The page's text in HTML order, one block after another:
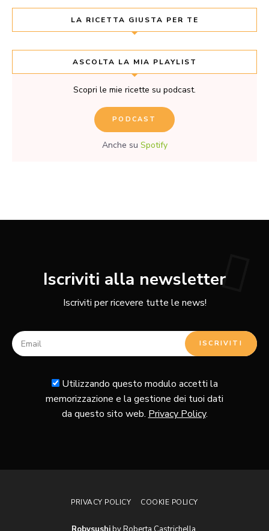
LA RICETTA GIUSTA PER TE
ASCOLTA LA MIA PLAYLIST
Scopri le mie ricette su podcast.
PODCAST
Anche su Spotify
Iscriviti alla newsletter
Iscriviti per ricevere tutte le news!
Utilizzando questo modulo accetti la
memorizzazione e la gestione dei tuoi dati
da questo sito web. Privacy Policy.
PRIVACY POLICY COOKIE POLICY